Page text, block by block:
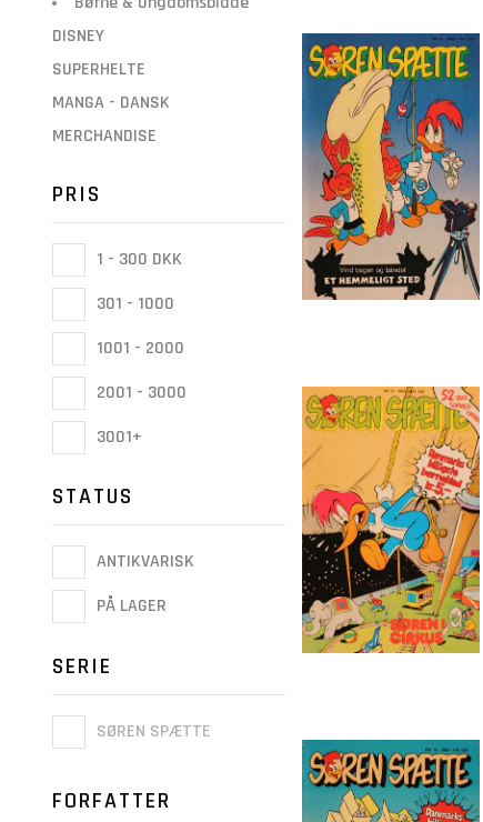
DISNEY
SUPERHELTE
MANGA - DANSK
MERCHANDISE
PRIS
1 - 300 DKK
301 - 1000
1001 - 2000
2001 - 3000
3001+
STATUS
ANTIKVARISK
PÅ LAGER
SERIE
SØREN SPÆTTE
FORFATTER